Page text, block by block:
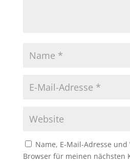
Name, E-Mail-Adresse
Browser für meinen nächsten